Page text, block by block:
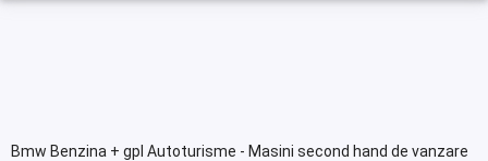
Bmw Benzina + gpl Autoturisme - Masini second hand de vanzare